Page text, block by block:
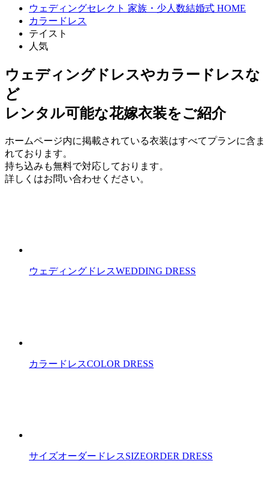
ウェディングセレクト 家族・少人数結婚式 HOME
カラードレス
テイスト
人気
ウェディングドレスやカラードレスな
ど
レンタル可能な花嫁衣装をご紹介
ホームページ内に掲載されている衣装はすべてプランに含ま
れております。
持ち込みも無料で対応しております。
詳しくはお問い合わせください。
ウェディングドレスWEDDING DRESS
カラードレスCOLOR DRESS
サイズオーダードレスSIZEORDER DRESS